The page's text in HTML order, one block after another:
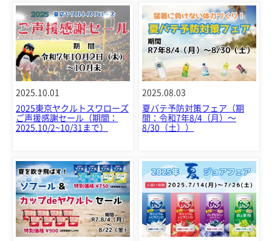
2025.10.01
2025東京ヤクルトスワローズ
ご声援感謝セール（期間：
2025.10/2~10/31まで）
2025.08.03
夏バテ予防対策フェア（期
間：令和7年8/4（月）～
8/30（土））